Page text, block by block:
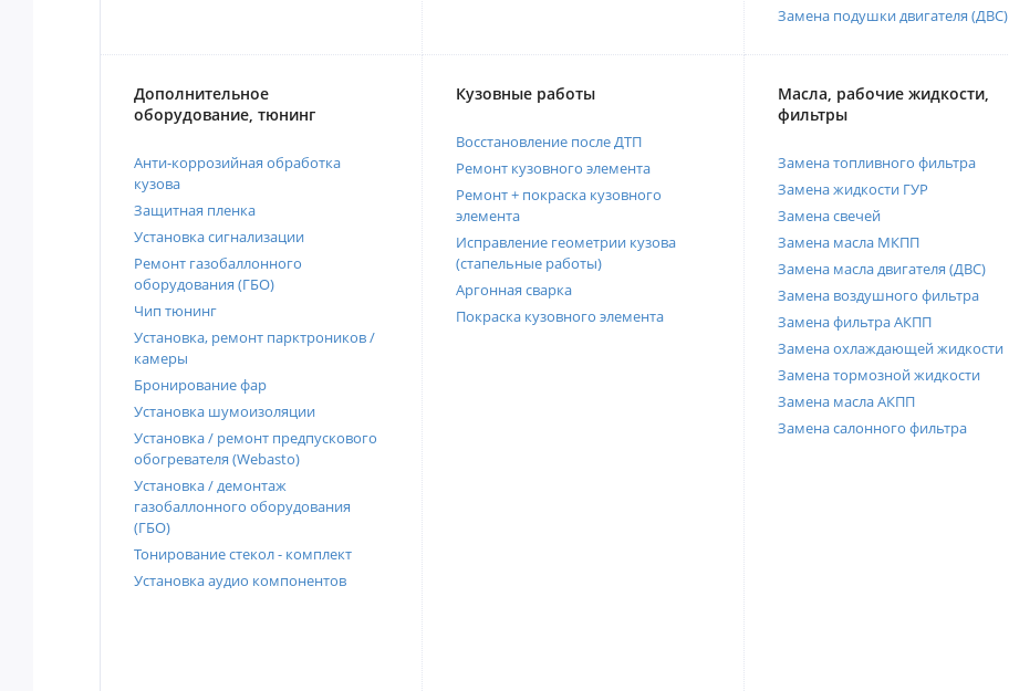
Замена подушки двигателя (ДВС)
Дополнительное
оборудование, тюнинг
Анти-коррозийная обработка
кузова
Защитная пленка
Установка сигнализации
Ремонт газобаллонного
оборудования (ГБО)
Чип тюнинг
Установка, ремонт парктроников /
камеры
Бронирование фар
Установка шумоизоляции
Установка / ремонт предпускового
обогревателя (Webasto)
Установка / демонтаж
газобаллонного оборудования
(ГБО)
Тонирование стекол - комплект
Установка аудио компонентов
Кузовные работы
Восстановление после ДТП
Ремонт кузовного элемента
Ремонт + покраска кузовного
элемента
Исправление геометрии кузова
(стапельные работы)
Аргонная сварка
Покраска кузовного элемента
Масла, рабочие жидкости,
фильтры
Замена топливного фильтра
Замена жидкости ГУР
Замена свечей
Замена масла МКПП
Замена масла двигателя (ДВС)
Замена воздушного фильтра
Замена фильтра АКПП
Замена охлаждающей жидкости
Замена тормозной жидкости
Замена масла АКПП
Замена салонного фильтра